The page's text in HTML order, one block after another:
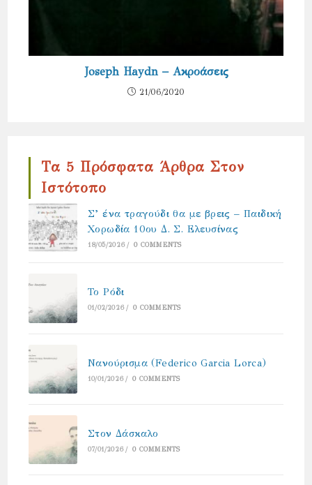
Joseph Haydn – Ακροάσεις
21/06/2020
Τα 5 Πρόσφατα Άρθρα Στον
Ιστότοπο
Σ’ ένα τραγούδι θα με βρεις – Παιδική
Χορωδία 10ου Δ. Σ. Ελευσίνας
18/05/2026 / 0 COMMENTS
Το Ρόδι
01/02/2026 / 0 COMMENTS
Νανούρισμα (Federico Garcia Lorca)
10/01/2026 / 0 COMMENTS
Στον Δάσκαλο
07/01/2026 / 0 COMMENTS